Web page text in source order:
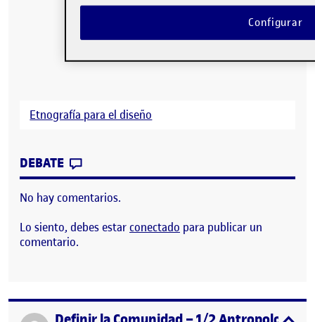
Etnografía para el diseño
DEBATE
No hay comentarios.
Lo siento, debes estarconectado para publicar un
comentario.
Publicado por
Configurar